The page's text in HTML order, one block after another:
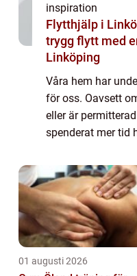
inspiration
Flytthjälp i
trygg flytt med
Linköping
Våra hem har
för oss. Oavsett
eller är
spenderat mer tid
01 augusti 2026